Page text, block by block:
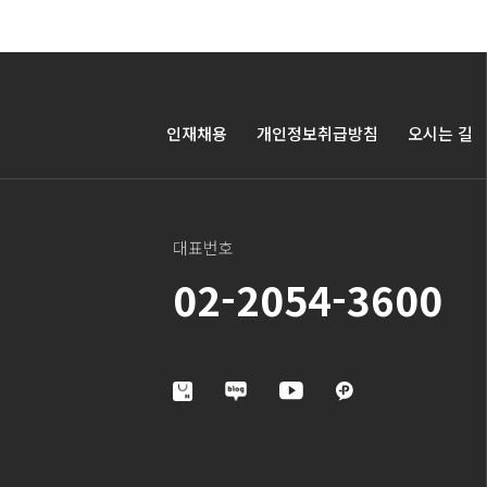
인재채용 개인정보취급방침 오시는 길
대표번호
02-2054-3600